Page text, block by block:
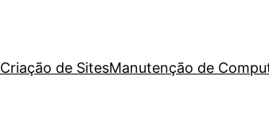
Criação de SitesManutenção de